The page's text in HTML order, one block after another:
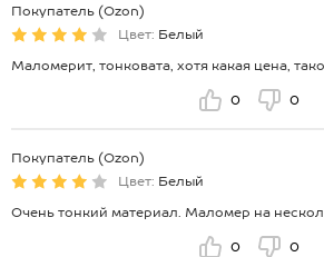
Покупатель (Ozon)
Цвет: Белый
Маломерит, тонковата, хотя какая цена,
0 0
Покупатель (Ozon)
Цвет: Белый
Очень тонкий материал. Маломер на
0 0